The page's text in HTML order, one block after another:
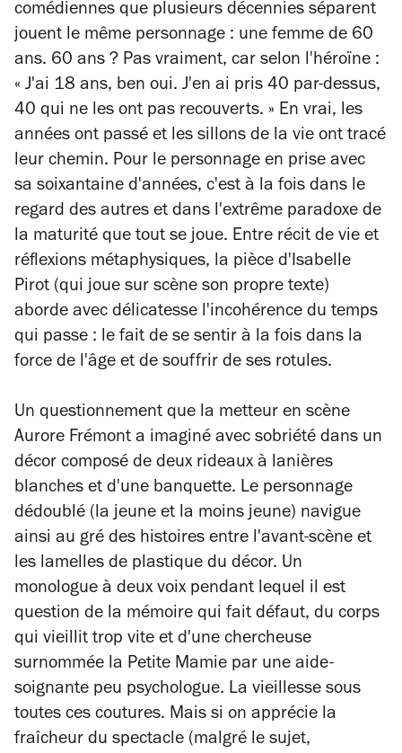
comédiennes que plusieurs décennies séparent
jouent le même personnage : une femme de 60
ans. 60 ans ? Pas vraiment, car selon l'héroïne :
« J'ai 18 ans, ben oui. J'en ai pris 40 par-dessus,
40 qui ne les ont pas recouverts. » En vrai, les
années ont passé et les sillons de la vie ont tracé
leur chemin. Pour le personnage en prise avec
sa soixantaine d'années, c'est à la fois dans le
regard des autres et dans l'extrême paradoxe de
la maturité que tout se joue. Entre récit de vie et
réflexions métaphysiques, la pièce d'Isabelle
Pirot (qui joue sur scène son propre texte)
aborde avec délicatesse l'incohérence du temps
qui passe : le fait de se sentir à la fois dans la
force de l'âge et de souffrir de ses rotules.
Un questionnement que la metteur en scène
Aurore Frémont a imaginé avec sobriété dans un
décor composé de deux rideaux à lanières
blanches et d'une banquette. Le personnage
dédoublé (la jeune et la moins jeune) navigue
ainsi au gré des histoires entre l'avant-scène et
les lamelles de plastique du décor. Un
monologue à deux voix pendant lequel il est
question de la mémoire qui fait défaut, du corps
qui vieillit trop vite et d'une chercheuse
surnommée la Petite Mamie par une aide-
soignante peu psychologue. La vieillesse sous
toutes ces coutures. Mais si on apprécie la
fraîcheur du spectacle (malgré le sujet,